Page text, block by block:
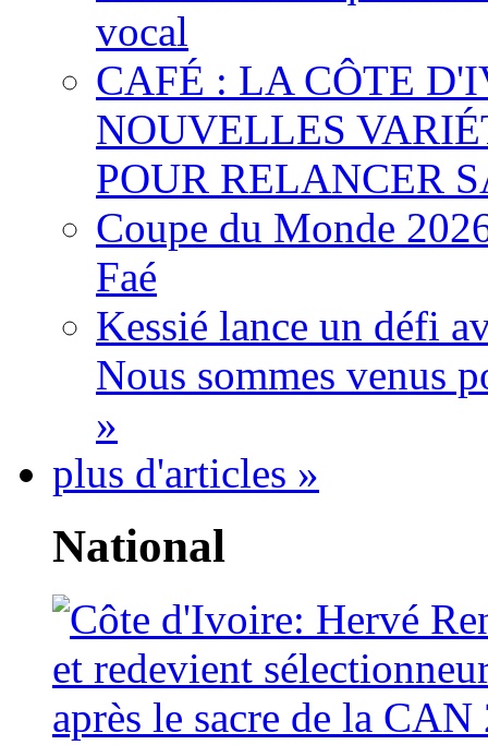
vocal
CAFÉ : LA CÔTE
NOUVELLES
POUR RELANCER
Coupe du Monde
Faé
Kessié lance un défi
Nous sommes venus
»
plus d'articles »
National